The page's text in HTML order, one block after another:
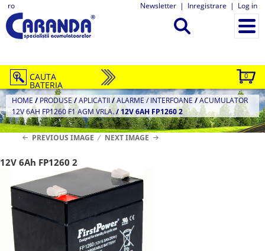
ro Newsletter | Inregistrare | Log in
0
CAUTA
BATERIA
HOME / PRODUSE/APLICATII/ALARME / INTERFOANE /ACUMULATOR
12V 6AH FP1260 F1 AGM VRLA./12V 6AH FP1260 2
PREVIOUS IMAGE NEXT IMAGE
12V 6Ah FP1260 2